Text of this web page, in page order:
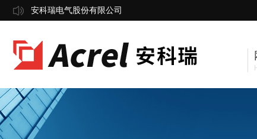
安科瑞电气股份有限公司